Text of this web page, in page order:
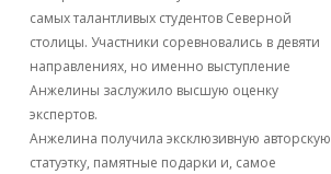
самых талантливых студентов Северной
столицы. Участники соревновались в девяти
направлениях, но именно выступление
Анжелины заслужило высшую оценку
экспертов.
Анжелина получила эксклюзивную авторскую
статуэтку, памятные подарки и, самое